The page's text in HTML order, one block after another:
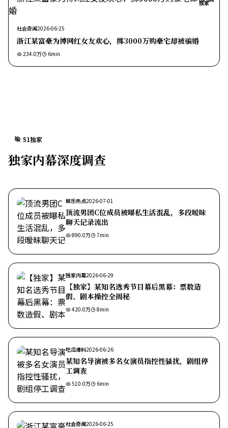
独家
社会奇闻2026-06-25
浙江某富豪为博网红女友欢心，掷3000万购豪宅却被骗婚
234.0万 6min
51独家
独家内幕深度调查
娱乐热点2026-07-01
顶流男团C位成员被曝私生活混乱，多段暧昧
聊天记录流出
890.0万 7min
独家内幕2026-06-29
【独家】某知名选秀节目幕后黑幕：票数造
假、剧本操控全揭秘
420.0万 8min
吃瓜爆料2026-06-26
某知名导演被多名女演员指控性骚扰，剧组停
工调查
510.0万 6min
社会奇闻2026-06-25